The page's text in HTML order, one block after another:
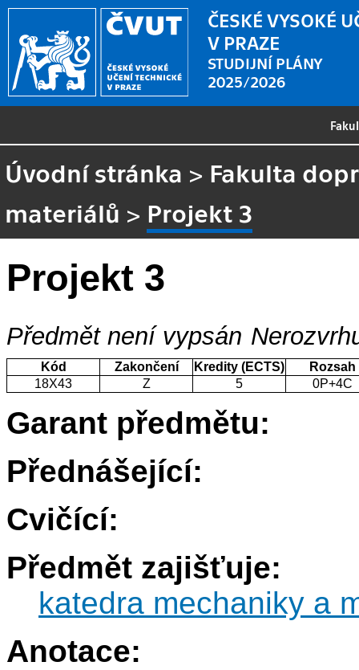
ČESKÉ VYSOKÉ
V PRAZE
STUDIJNÍ PLÁNY
2025/2026
Úvodní stránka > Fakulta
materiálů > Projekt 3
Projekt 3
Předmět není vypsán
Kód Zakončení Kredity (ECTS)
Rozsah
18X43
Z 5 0P+4C
Garant předmětu:
Přednášející:
Cvičící:
Předmět zajišťuje:
katedra mechaniky a
Anotace: